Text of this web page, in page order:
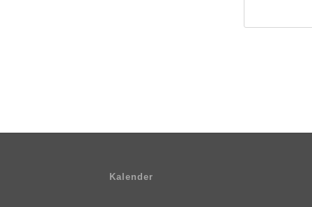
Kalender